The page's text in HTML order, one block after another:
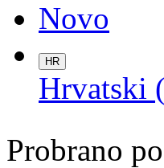
Novo
HR
Hrvatski
Probrano